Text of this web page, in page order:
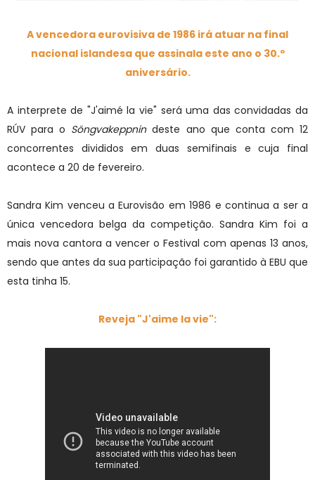
A vencedora eurovisiva de 1986 irá atuar na final
nacional islandesa que assinala este ano o 30.º
aniversário.
A interprete de "J'aimé la vie" será uma das convidadas da
RÚV para o Söngvakeppnindeste ano que conta com 12
concorrentes divididos em duas semifinais e cuja final
acontece a 20 de fevereiro.
Sandra Kim venceu a Eurovisão em 1986 e continua a ser a
única vencedora belga da competição. Sandra Kim foi a
mais nova cantora a vencer o Festival com apenas 13 anos,
sendo que antes da sua participação foi garantido à EBU que
esta tinha 15.
Reveja "J'aime la vie":